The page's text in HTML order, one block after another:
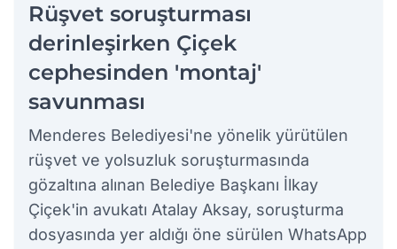
Rüşvet soruşturması
derinleşirken Çiçek
cephesinden 'montaj'
savunması
Menderes Belediyesi'ne yönelik yürütülen
rüşvet ve yolsuzluk soruşturmasında
gözaltına alınan Belediye Başkanı İlkay
Çiçek'in avukatı Atalay Aksay, soruşturma
dosyasında yer aldığı öne sürülen WhatsApp